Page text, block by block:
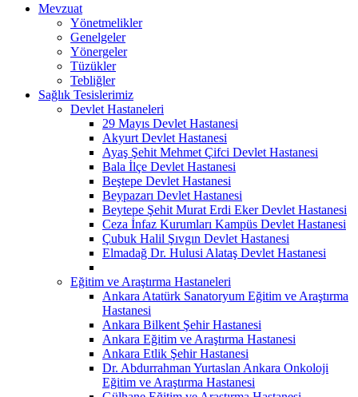
Mevzuat
Yönetmelikler
Genelgeler
Yönergeler
Tüzükler
Tebliğler
Sağlık Tesislerimiz
Devlet Hastaneleri
29 Mayıs Devlet Hastanesi
Akyurt Devlet Hastanesi
Ayaş Şehit Mehmet Çifci Devlet Hastanesi
Bala İlçe Devlet Hastanesi
Beştepe Devlet Hastanesi
Beypazarı Devlet Hastanesi
Beytepe Şehit Murat Erdi Eker Devlet Hastanesi
Ceza İnfaz Kurumları Kampüs Devlet Hastanesi
Çubuk Halil Şıvgın Devlet Hastanesi
Elmadağ Dr. Hulusi Alataş Devlet Hastanesi
Eğitim ve Araştırma Hastaneleri
Ankara Atatürk Sanatoryum Eğitim ve Araştırma
Hastanesi
Ankara Bilkent Şehir Hastanesi
Ankara Eğitim ve Araştırma Hastanesi
Ankara Etlik Şehir Hastanesi
Dr. Abdurrahman Yurtaslan Ankara Onkoloji
Eğitim ve Araştırma Hastanesi